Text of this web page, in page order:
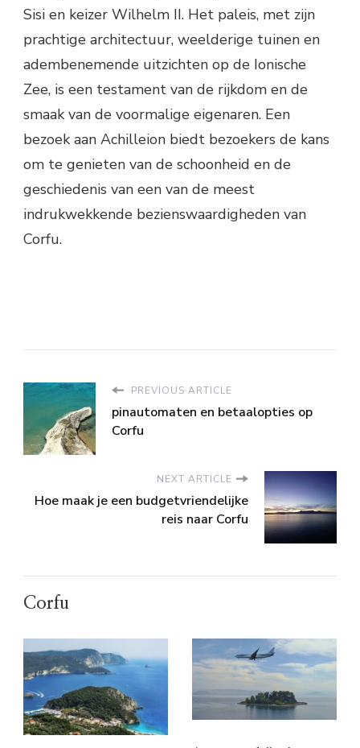
Sisi en keizer Wilhelm II. Het paleis, met zijn
prachtige architectuur, weelderige tuinen en
adembenemende uitzichten op de Ionische
Zee, is een testament van de rijkdom en de
smaak van de voormalige eigenaren. Een
bezoek aan Achilleion biedt bezoekers de kans
om te genieten van de schoonheid en de
geschiedenis van een van de meest
indrukwekkende bezienswaardigheden van
Corfu.
PREVIOUS ARTICLE
pinautomaten en betaalopties op
Corfu
NEXT ARTICLE
Hoe maak je een budgetvriendelijke
reis naar Corfu
Corfu